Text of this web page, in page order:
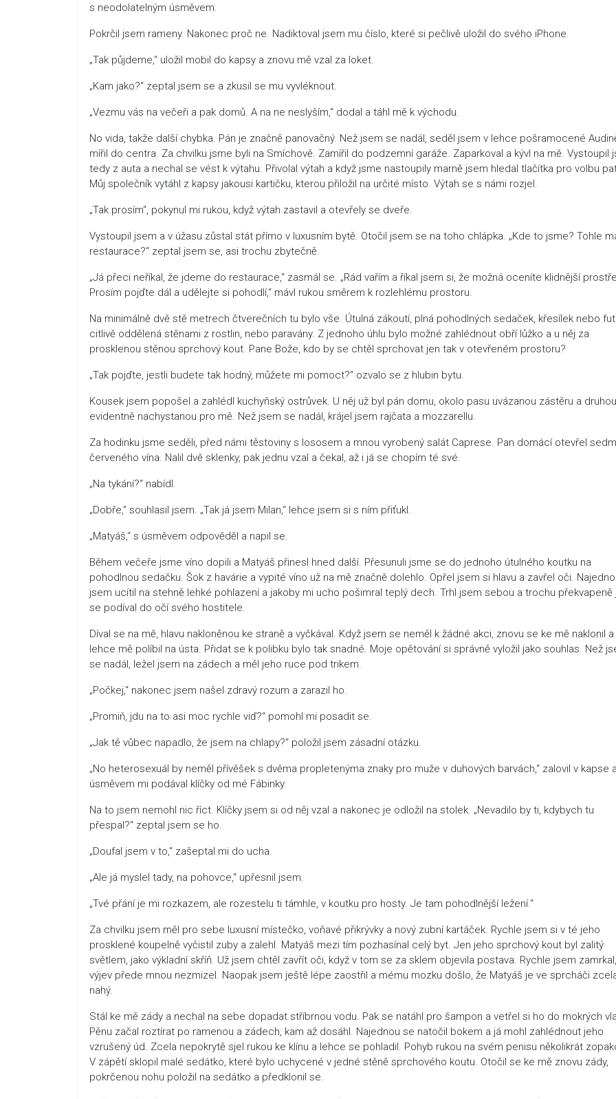
s neodolatelným úsměvem.
Pokrčil jsem rameny. Nakonec proč ne. Nadiktoval jsem mu číslo, které si pečlivě uložil do svého iPhone.
„Tak půjdeme,“ uložil mobil do kapsy a znovu mě vzal za loket.
„Kam jako?“ zeptal jsem se a zkusil se mu vyvléknout.
„Vezmu vás na večeři a pak domů. A na ne neslyším,“ dodal a táhl mě k východu.
No vida, takže další chybka. Pán je značně panovačný. Než jsem se nadál, seděl jsem v lehce pošramocené
mířil do centra. Za chvilku jsme byli na Smíchově. Zamířil do podzemní garáže. Zaparkoval a kývl na mě. Vystoupil
tedy z auta a nechal se vést k výtahu. Přivolal výtah a když jsme nastoupily marně jsem hledal tlačítka pro volbu
Můj společník vytáhl z kapsy jakousi kartičku, kterou přiložil na určité místo. Výtah se s námi rozjel.
„Tak prosím“, pokynul mi rukou, když výtah zastavil a otevřely se dveře.
Vystoupil jsem a v úžasu zůstal stát přímo v luxusním bytě. Otočil jsem se na toho chlápka. „Kde to jsme? Tohle
restaurace?“ zeptal jsem se, asi trochu zbytečně.
„Já přeci neříkal, že jdeme do restaurace,“ zasmál se. „Rád vařím a říkal jsem si, že možná oceníte klidnější
Prosím pojďte dál a udělejte si pohodlí,“ mávl rukou směrem k rozlehlému prostoru.
Na minimálně dvě stě metrech čtverečních tu bylo vše. Útulná zákoutí, plná pohodlných sedaček, křesílek nebo
citlivě oddělená stěnami z rostlin, nebo paravány. Z jednoho úhlu bylo možné zahlédnout obří lůžko a u něj za
prosklenou stěnou sprchový kout. Pane Bože, kdo by se chtěl sprchovat jen tak v otevřeném prostoru?
„Tak pojďte, jestli budete tak hodný, můžete mi pomoct?“ ozvalo se z hlubin bytu.
Kousek jsem popošel a zahlédl kuchyňský ostrůvek. U něj už byl pán domu, okolo pasu uvázanou zástěru a
evidentně nachystanou pro mě. Než jsem se nadál, krájel jsem rajčata a mozzarellu.
Za hodinku jsme seděli, před námi těstoviny s lososem a mnou vyrobený salát Caprese. Pan domácí otevřel
červeného vína. Nalil dvě sklenky, pak jednu vzal a čekal, až i já se chopím té své.
„Na tykání?“ nabídl.
„Dobře,“ souhlasil jsem. „Tak já jsem Milan,“ lehce jsem si s ním přiťukl.
„Matyáš,“ s úsměvem odpověděl a napil se.
Během večeře jsme víno dopili a Matyáš přinesl hned další. Přesunuli jsme se do jednoho útulného koutku na
pohodlnou sedačku. Šok z havárie a vypité víno už na mě značně dolehlo. Opřel jsem si hlavu a zavřel oči.
jsem ucítil na stehně lehké pohlazení a jakoby mi ucho pošimral teplý dech. Trhl jsem sebou a trochu překvapeně
se podíval do očí svého hostitele.
Díval se na mě, hlavu nakloněnou ke straně a vyčkával. Když jsem se neměl k žádné akci, znovu se ke mě naklonil a
lehce mě políbil na ústa. Přidat se k polibku bylo tak snadné. Moje opětování si správně vyložil jako souhlas. Než
se nadál, ležel jsem na zádech a měl jeho ruce pod trikem.
„Počkej,“ nakonec jsem našel zdravý rozum a zarazil ho.
„Promiň, jdu na to asi moc rychle viď?“ pomohl mi posadit se.
„Jak tě vůbec napadlo, že jsem na chlapy?“ položil jsem zásadní otázku.
„No heterosexuál by neměl přívěšek s dvěma propletenýma znaky pro muže v duhových barvách,“ zalovil v kapse
úsměvem mi podával klíčky od mé Fábinky.
Na to jsem nemohl nic říct. Klíčky jsem si od něj vzal a nakonec je odložil na stolek. „Nevadilo by ti, kdybych tu
přespal?“ zeptal jsem se ho.
„Doufal jsem v to,“ zašeptal mi do ucha.
„Ale já myslel tady, na pohovce,“ upřesnil jsem.
„Tvé přání je mi rozkazem, ale rozestelu ti támhle, v koutku pro hosty. Je tam pohodlnější ležení.“
Za chvilku jsem měl pro sebe luxusní místečko, voňavé přikrývky a nový zubní kartáček. Rychle jsem si v té jeho
prosklené koupelně vyčistil zuby a zalehl. Matyáš mezi tím pozhasínal celý byt. Jen jeho sprchový kout byl zalitý
světlem, jako výkladní skříň. Už jsem chtěl zavřít oči, když v tom se za sklem objevila postava. Rychle jsem
výjev přede mnou nezmizel. Naopak jsem ještě lépe zaostřil a mému mozku došlo, že Matyáš je ve sprcháči
nahý.
Stál ke mě zády a nechal na sebe dopadat stříbrnou vodu. Pak se natáhl pro šampon a vetřel si ho do mokrých
Pěnu začal roztírat po ramenou a zádech, kam až dosáhl. Najednou se natočil bokem a já mohl zahlédnout jeho
vzrušený úd. Zcela nepokrytě sjel rukou ke klínu a lehce se pohladil. Pohyb rukou na svém penisu několikrát
V zápětí sklopil malé sedátko, které bylo uchycené v jedné stěně sprchového koutu. Otočil se ke mě znovu zády,
pokrčenou nohu položil na sedátko a předklonil se.